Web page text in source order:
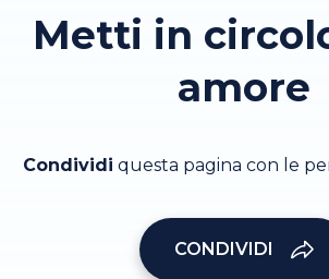
Metti in
amore
Condividi questa pagina con le
CONDIVIDI